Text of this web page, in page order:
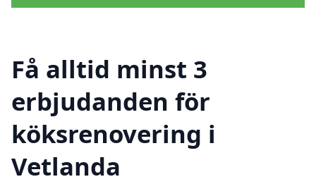
Få alltid minst 3
erbjudanden för
köksrenovering i
Vetlanda